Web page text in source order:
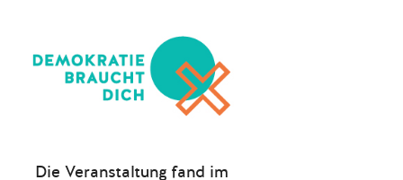
Die Veranstaltung fand im